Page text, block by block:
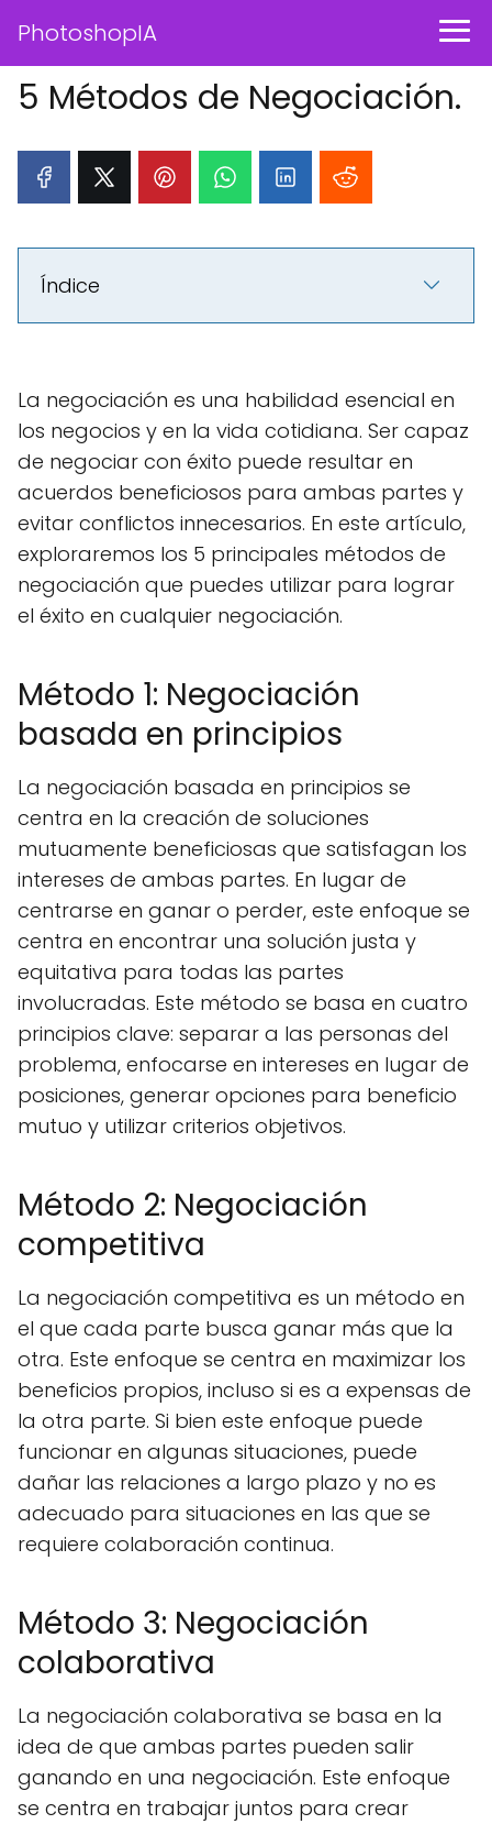
PhotoshopIA
5 Métodos de Negociación.
Índice
La negociación es una habilidad esencial en
los negocios y en la vida cotidiana. Ser capaz
de negociar con éxito puede resultar en
acuerdos beneficiosos para ambas partes y
evitar conflictos innecesarios. En este artículo,
exploraremos los 5 principales métodos de
negociación que puedes utilizar para lograr
el éxito en cualquier negociación.
Método 1: Negociación
basada en principios
La negociación basada en principios se
centra en la creación de soluciones
mutuamente beneficiosas que satisfagan los
intereses de ambas partes. En lugar de
centrarse en ganar o perder, este enfoque se
centra en encontrar una solución justa y
equitativa para todas las partes
involucradas. Este método se basa en cuatro
principios clave: separar a las personas del
problema, enfocarse en intereses en lugar de
posiciones, generar opciones para beneficio
mutuo y utilizar criterios objetivos.
Método 2: Negociación
competitiva
La negociación competitiva es un método en
el que cada parte busca ganar más que la
otra. Este enfoque se centra en maximizar los
beneficios propios, incluso si es a expensas de
la otra parte. Si bien este enfoque puede
funcionar en algunas situaciones, puede
dañar las relaciones a largo plazo y no es
adecuado para situaciones en las que se
requiere colaboración continua.
Método 3: Negociación
colaborativa
La negociación colaborativa se basa en la
idea de que ambas partes pueden salir
ganando en una negociación. Este enfoque
se centra en trabajar juntos para crear